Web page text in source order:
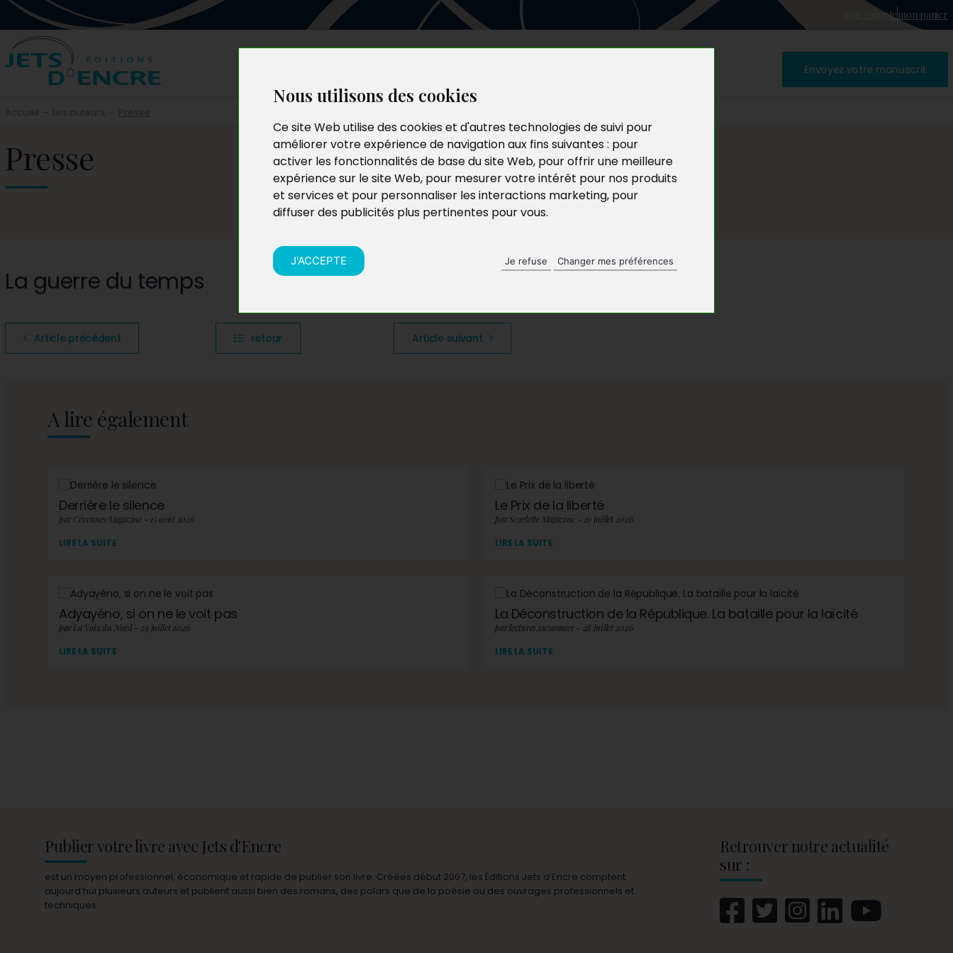
Nous utilisons des cookies
Ce site Web utilise des cookies et d'autres technologies de suivi pour
améliorer votre expérience de navigation aux fins suivantes : pour
activer les fonctionnalités de base du site Web, pour offrir une meilleure
expérience sur le site Web, pour mesurer votre intérêt pour nos produits
et services et pour personnaliser les interactions marketing, pour
diffuser des publicités plus pertinentes pour vous.
J'ACCEPTE Je refuse Changer mes préférences
mon comptemon panier
Envoyez votre manuscrit
Presse
La guerre du temps
Article précédent retour Article suivant
A lire également
Derrière le silence
par Cévennes Magazine - 15 août 2026
LIRE LA SUITE
Le Prix de la liberté
par Scarlette Magazine - 29 juillet 2026
LIRE LA SUITE
Adyayéno, si on ne le voit pas
par La Voix du Nord - 29 juillet 2026
LIRE LA SUITE
La Déconstruction de la République. La bataille pour la laïcité
par lectures.suzannees - 28 juillet 2026
LIRE LA SUITE
Publier votre livre avec Jets d'Encre
est un moyen professionnel, économique et rapide de publier son livre. Créées début 2007, les Éditions Jets d’Encre comptent
aujourd’hui plusieurs auteurs et publient aussi bien des romans, des polars que de la poésie ou des ouvrages professionnels et
techniques.
Retrouver notre actualité
sur :